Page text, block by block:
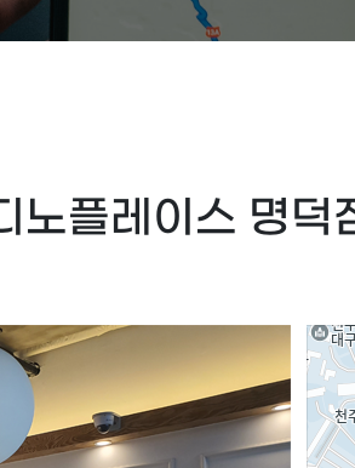
노플레이스 명덕